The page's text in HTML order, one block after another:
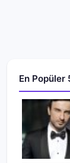
En Popüler